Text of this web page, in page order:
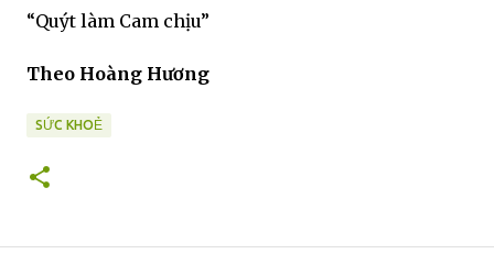
“Quýt làm Cam chịu”
Theo Hoàng Hương
SỨC KHOẺ